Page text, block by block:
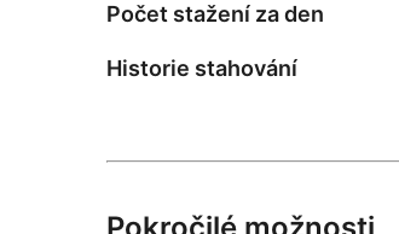
Počet stažení za den
Historie stahování